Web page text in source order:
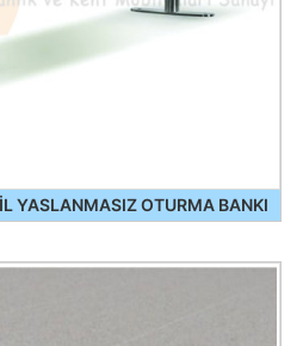
YASLANMASIZ OTURMA BANKI